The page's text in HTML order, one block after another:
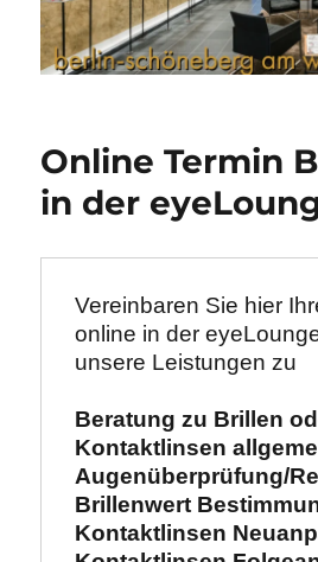
Online Termin
in der
Vereinbaren Sie hier
online in der
unsere Leistungen zu
Beratung zu Brillen
Kontaktlinsen
Augenüberprüfung/
Brillenwert
Kontaktlinsen